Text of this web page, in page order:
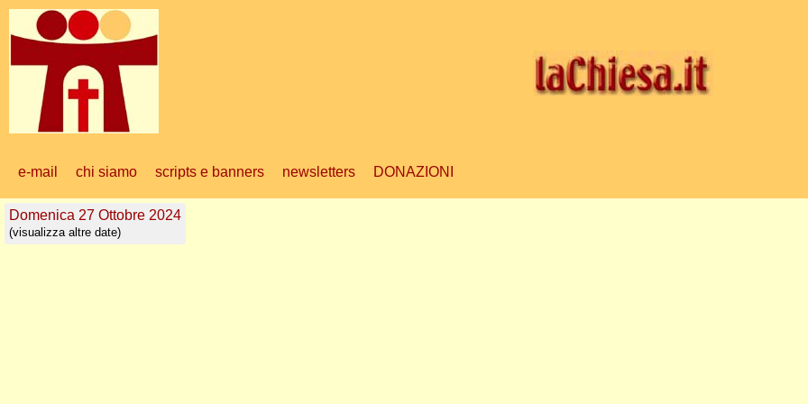
e-mail chi siamo scripts e banners newsletters DONAZIONI
Domenica 27 Ottobre 2024
(visualizza altre date)